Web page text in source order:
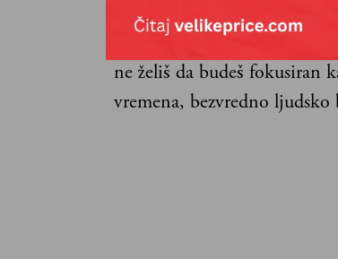
Ono nad čime mi, ipak,
bulšitakoja se vrti oko ideje
ne želiš da budeš fokusiran
vremena, bezvredno ljudsko